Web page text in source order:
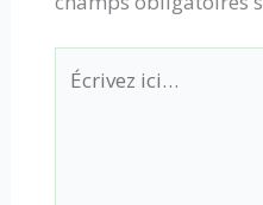
Écrivez
ici…